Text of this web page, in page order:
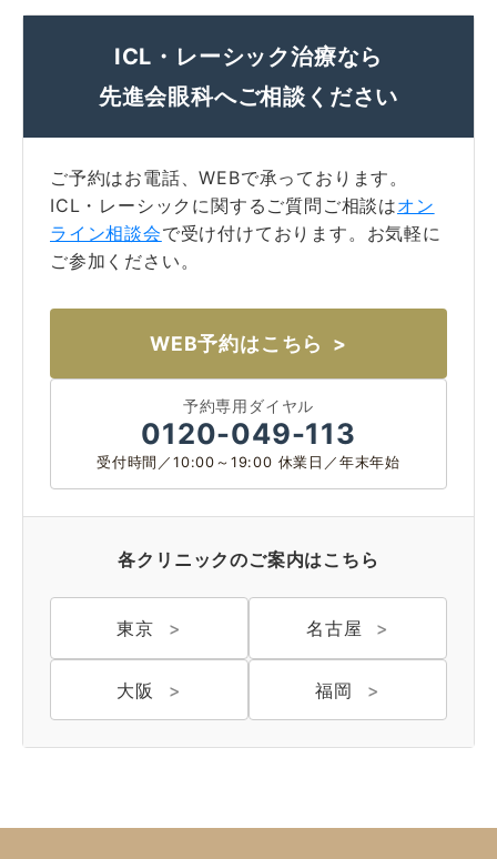
ICL・レーシック治療なら
先進会眼科へご相談ください
ご予約はお電話、WEBで承っております。
ICL・レーシックに関するご質問ご相談はオン
ライン相談会で受け付けております。お気軽に
ご参加ください。
WEB予約はこちら
予約専用ダイヤル
0120-049-113
受付時間／10:00～19:00 休業日／年末年始
各クリニックのご案内はこちら
東京 名古屋
大阪 福岡